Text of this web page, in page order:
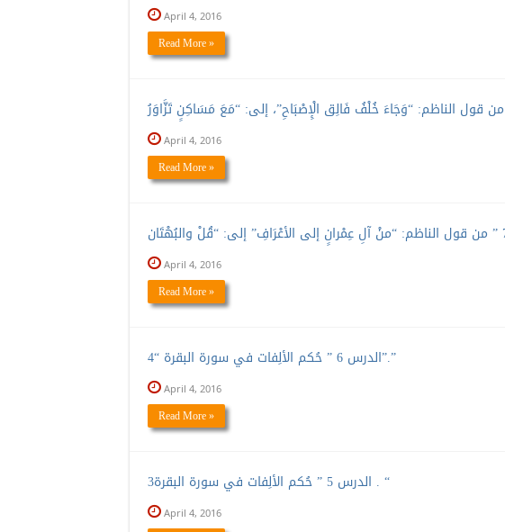
April 4, 2016
Read More »
April 4, 2016
Read More »
April 4, 2016
Read More »
الدرس 6 ” حُكم الألِفات في سورة البقرة “4”.”
April 4, 2016
Read More »
الدرس 5 ” حُكم الألِفات في سورة البقرة3 . “
April 4, 2016